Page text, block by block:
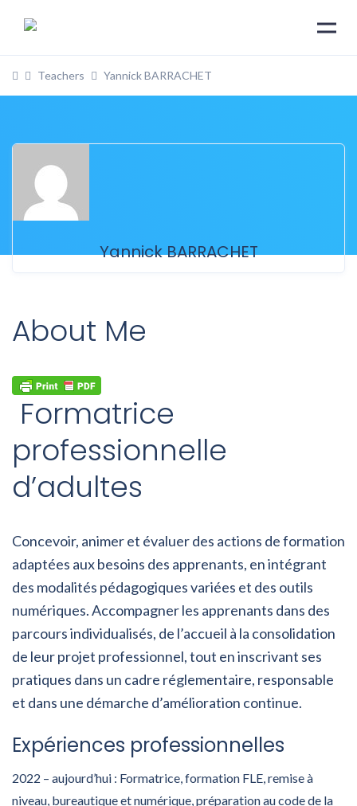
Teachers Yannick BARRACHET
Yannick BARRACHET
About Me
Formatrice
professionnelle
d’adultes
Concevoir, animer et évaluer des actions de formation
adaptées aux besoins des apprenants, en intégrant
des modalités pédagogiques variées et des outils
numériques. Accompagner les apprenants dans des
parcours individualisés, de l’accueil à la consolidation
de leur projet professionnel, tout en inscrivant ses
pratiques dans un cadre réglementaire, responsable
et dans une démarche d’amélioration continue.
Expériences professionnelles
2022 – aujourd’hui : Formatrice, formation FLE, remise à
niveau, bureautique et numérique, préparation au code de la